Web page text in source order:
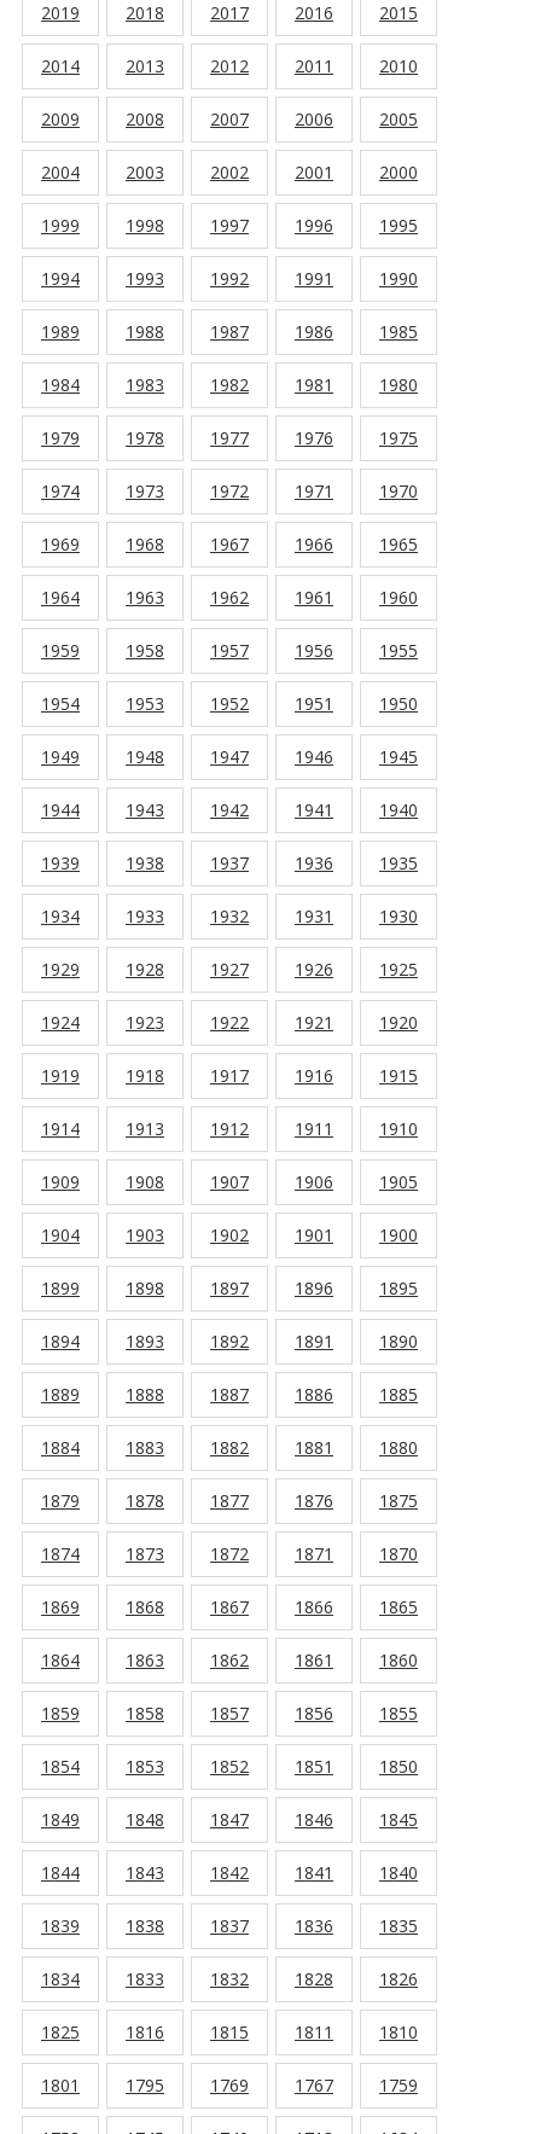
2019 2018 2017 2016 2015
2014 2013 2012 2011 2010
2009 2008 2007 2006 2005
2004 2003 2002 2001 2000
1999 1998 1997 1996 1995
1994 1993 1992 1991 1990
1989 1988 1987 1986 1985
1984 1983 1982 1981 1980
1979 1978 1977 1976 1975
1974 1973 1972 1971 1970
1969 1968 1967 1966 1965
1964 1963 1962 1961 1960
1959 1958 1957 1956 1955
1954 1953 1952 1951 1950
1949 1948 1947 1946 1945
1944 1943 1942 1941 1940
1939 1938 1937 1936 1935
1934 1933 1932 1931 1930
1929 1928 1927 1926 1925
1924 1923 1922 1921 1920
1919 1918 1917 1916 1915
1914 1913 1912 1911 1910
1909 1908 1907 1906 1905
1904 1903 1902 1901 1900
1899 1898 1897 1896 1895
1894 1893 1892 1891 1890
1889 1888 1887 1886 1885
1884 1883 1882 1881 1880
1879 1878 1877 1876 1875
1874 1873 1872 1871 1870
1869 1868 1867 1866 1865
1864 1863 1862 1861 1860
1859 1858 1857 1856 1855
1854 1853 1852 1851 1850
1849 1848 1847 1846 1845
1844 1843 1842 1841 1840
1839 1838 1837 1836 1835
1834 1833 1832 1828 1826
1825 1816 1815 1811 1810
1801 1795 1769 1767 1759